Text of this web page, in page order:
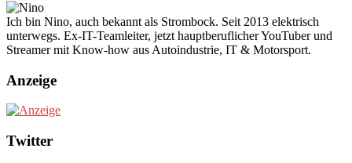
Ich bin Nino, auch bekannt als Strombock. Seit 2013 elektrisch
unterwegs. Ex-IT-Teamleiter, jetzt hauptberuflicher YouTuber und
Streamer mit Know-how aus Autoindustrie, IT & Motorsport.
Anzeige
Twitter